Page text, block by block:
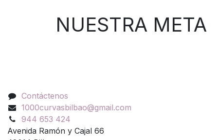
NUESTRA META
Contáctenos
1000curvasbilbao@gmail.com
944 653 424
Avenida Ramón y Cajal 66